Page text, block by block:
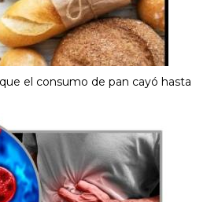
el consumo de pan cayó hasta